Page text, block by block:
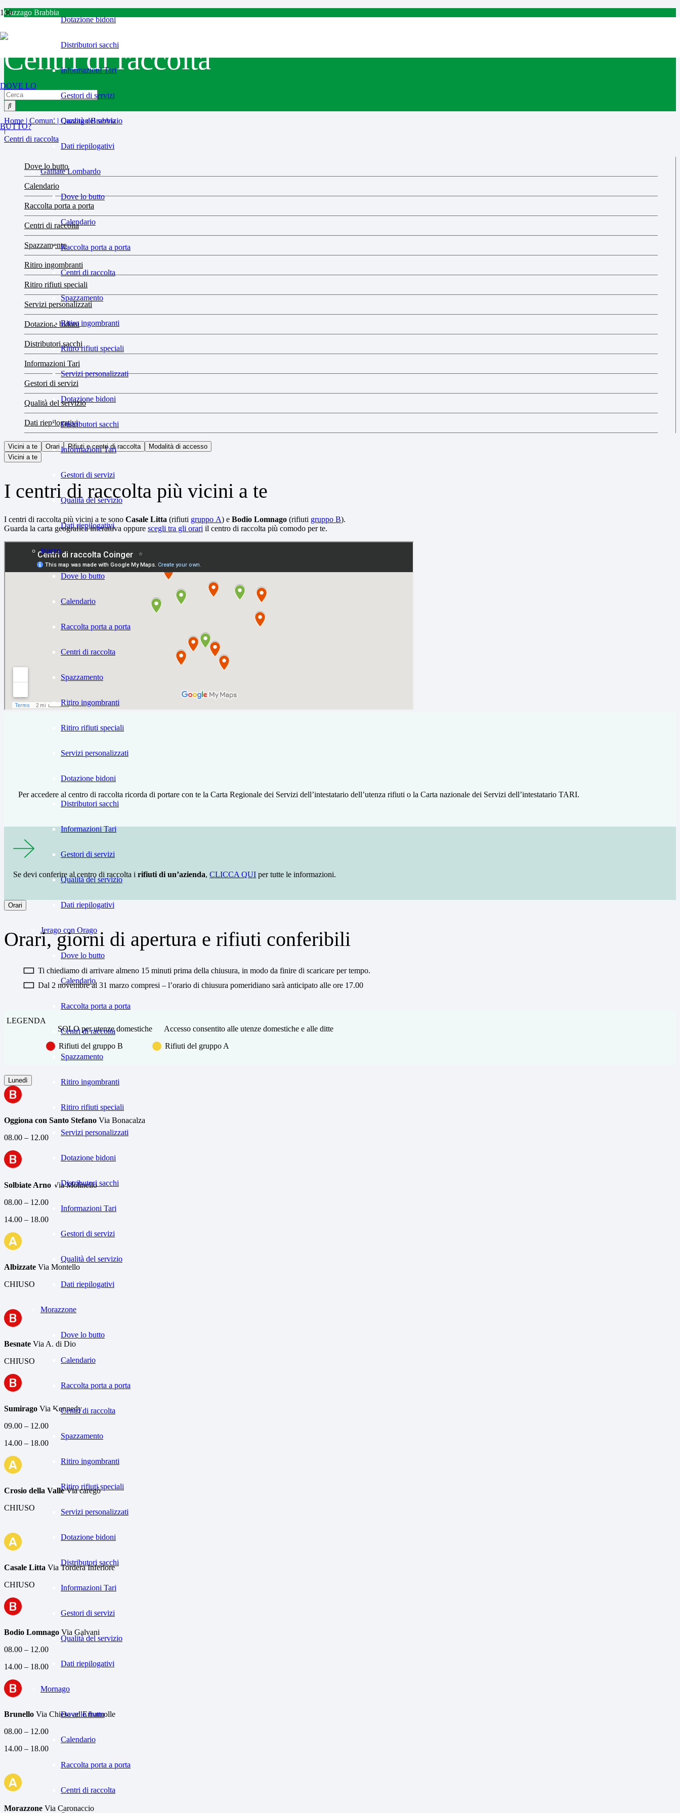
DOVE LO
BUTTO?
Dotazione bidoni
Distributori sacchi
Informazioni Tari
Gestori di servizi
Qualità del servizio
Dati riepilogativi
Galliate Lombardo
Dove lo butto
Calendario
Raccolta porta a porta
Centri di raccolta
Spazzamento
Ritiro ingombranti
Ritiro rifiuti speciali
Servizi personalizzati
Dotazione bidoni
Distributori sacchi
Informazioni Tari
Gestori di servizi
Qualità del servizio
Dati riepilogativi
Inarzo
Dove lo butto
Calendario
Raccolta porta a porta
Centri di raccolta
Spazzamento
Ritiro ingombranti
Ritiro rifiuti speciali
Servizi personalizzati
Dotazione bidoni
Distributori sacchi
Informazioni Tari
Gestori di servizi
Qualità del servizio
Dati riepilogativi
Jerago con Orago
Dove lo butto
Calendario
Raccolta porta a porta
Centri di raccolta
Spazzamento
Ritiro ingombranti
Ritiro rifiuti speciali
Servizi personalizzati
Dotazione bidoni
Distributori sacchi
Informazioni Tari
Gestori di servizi
Qualità del servizio
Dati riepilogativi
Morazzone
Dove lo butto
Calendario
Raccolta porta a porta
Centri di raccolta
Spazzamento
Ritiro ingombranti
Ritiro rifiuti speciali
Servizi personalizzati
Dotazione bidoni
Distributori sacchi
Informazioni Tari
Gestori di servizi
Qualità del servizio
Dati riepilogativi
Mornago
Dove lo butto
Calendario
Raccolta porta a porta
Centri di raccolta
Cazzago Brabbia
Centri di raccolta
Home | Comuni | Cazzago Brabbia
|
Centri di raccolta
Dove lo butto
Calendario
Raccolta porta a porta
Centri di raccolta
Spazzamento
Ritiro ingombranti
Ritiro rifiuti speciali
Servizi personalizzati
Dotazione bidoni
Distributori sacchi
Informazioni Tari
Gestori di servizi
Qualità del servizio
Dati riepilogativi
Vicini a te Orari Rifiuti e centri di raccolta
Modalità di accesso
Vicini a te
I centri di raccolta più vicini a te
I centri di raccolta più vicini a te sono Casale Litta (rifiuti gruppo A) e Bodio Lomnago (rifiuti gruppo B).
Guarda la carta geografica interattiva oppure scegli tra gli orari il centro di raccolta più comodo per te.
Per accedere al centro di raccolta ricorda di portare con te la Carta Regionale dei Servizi dell’intestatario dell’utenza rifiuti o la Carta nazionale dei Servizi dell’intestatario TARI.
Se devi conferire al centro di raccolta i rifiuti di un’azienda, CLICCA QUI per tutte le informazioni.
Orari
Orari, giorni di apertura e rifiuti conferibili
Ti chiediamo di arrivare almeno 15 minuti prima della chiusura, in modo da finire di scaricare per tempo.
Dal 2 novembre al 31 marzo compresi – l’orario di chiusura pomeridiano sarà anticipato alle ore 17.00
LEGENDA
SOLO per utenze domestiche
Rifiuti del gruppo B
Accesso consentito alle utenze domestiche e alle ditte
Rifiuti del gruppo A
Lunedì
B
Oggiona con Santo Stefano Via Bonacalza
08.00 – 12.00
B
Solbiate Arno Via Molinello
08.00 – 12.00
14.00 – 18.00
A
Albizzate Via Montello
CHIUSO
B
Besnate Via A. di Dio
CHIUSO
B
Sumirago Via Kennedy
09.00 – 12.00
14.00 – 18.00
A
Crosio della ValleVia caregò
CHIUSO
A
Casale Litta Via Tordera Inferiore
CHIUSO
B
Bodio Lomnago Via Galvani
08.00 – 12.00
14.00 – 18.00
B
Brunello Via Chiesa ad Erbamolle
08.00 – 12.00
14.00 – 18.00
A
Morazzone Via Caronaccio